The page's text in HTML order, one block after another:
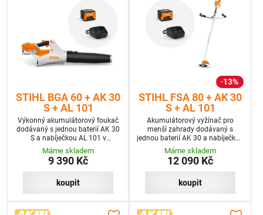
STIHL BGA 60 + AK 30
S + AL 101
Výkonný akumulátorový foukač
dodávaný s jednou baterií AK 30
S a nabíječkou AL 101 v
programu SET
Máme skladem
9 390 Kč
koupit
13%
STIHL FSA 80 + AK 30
S + AL 101
Akumulátorový vyžínač pro
menší zahrady dodávaný s
jednou baterií AK 30 a nabíječkou
AL 101 v programu SET
Máme skladem
12 090 Kč
koupit